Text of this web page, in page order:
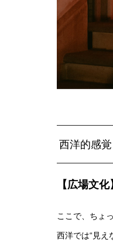
西洋的感覚
【広場文化
ここで、ちょ
西洋では“見え